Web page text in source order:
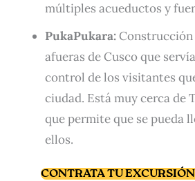
múltiples acueductos y
PukaPukara:
afueras de Cusco que
control de los visitantes
ciudad. Está muy cerca de
que permite que se pueda
ellos.
CONTRATA TU